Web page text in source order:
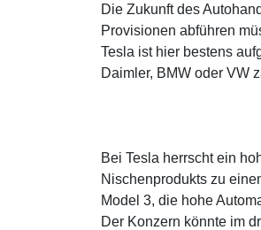
Die Zukunft des
Provisionen abführen
Tesla ist hier bestens
Daimler, BMW oder VW
Bei Tesla herrscht ein
Nischenprodukts zu
Model 3, die hohe
Der Konzern könnte im